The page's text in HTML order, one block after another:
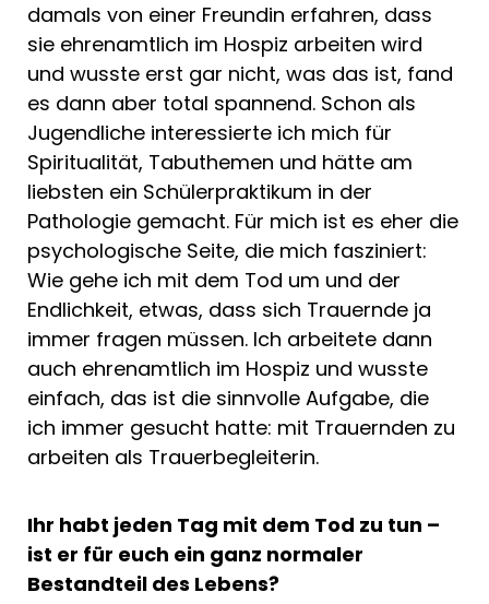
damals von einer Freundin erfahren, dass
sie ehrenamtlich im Hospiz arbeiten wird
und wusste erst gar nicht, was das ist, fand
es dann aber total spannend. Schon als
Jugendliche interessierte ich mich für
Spiritualität, Tabuthemen und hätte am
liebsten ein Schülerpraktikum in der
Pathologie gemacht. Für mich ist es eher die
psychologische Seite, die mich fasziniert:
Wie gehe ich mit dem Tod um und der
Endlichkeit, etwas, dass sich Trauernde ja
immer fragen müssen. Ich arbeitete dann
auch ehrenamtlich im Hospiz und wusste
einfach, das ist die sinnvolle Aufgabe, die
ich immer gesucht hatte: mit Trauernden zu
arbeiten als Trauerbegleiterin.
Ihr habt jeden Tag mit dem Tod zu tun –
ist er für euch ein ganz normaler
Bestandteil des Lebens?